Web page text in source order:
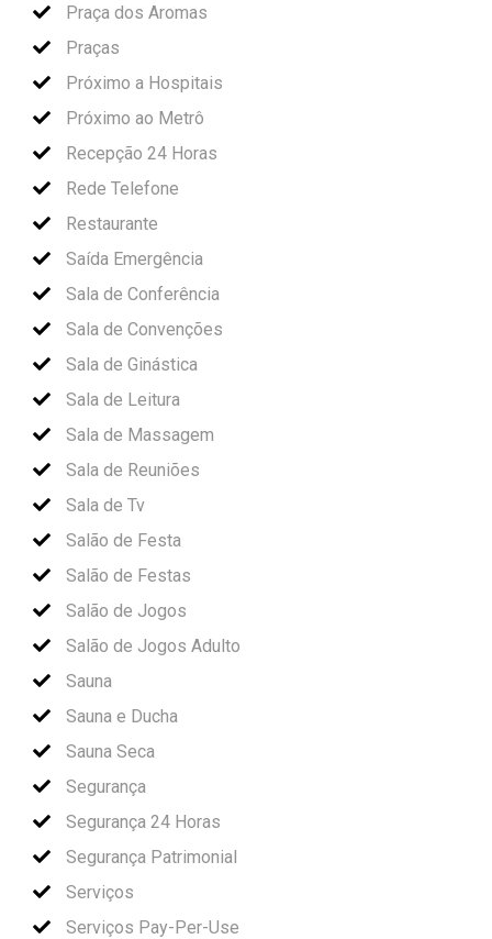
Praça dos Aromas
Praças
Próximo a Hospitais
Próximo ao Metrô
Recepção 24 Horas
Rede Telefone
Restaurante
Saída Emergência
Sala de Conferência
Sala de Convenções
Sala de Ginástica
Sala de Leitura
Sala de Massagem
Sala de Reuniões
Sala de Tv
Salão de Festa
Salão de Festas
Salão de Jogos
Salão de Jogos Adulto
Sauna
Sauna e Ducha
Sauna Seca
Segurança
Segurança 24 Horas
Segurança Patrimonial
Serviços
Serviços Pay-Per-Use